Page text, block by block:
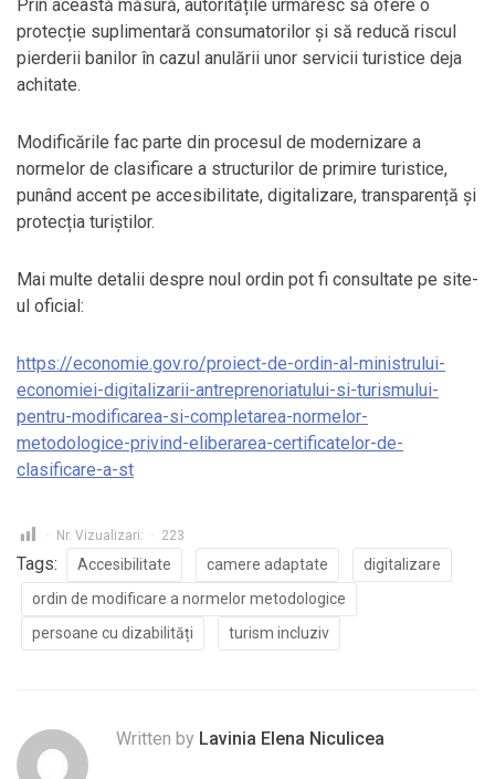
Prin această măsură, autoritățile urmăresc să ofere o
protecție suplimentară consumatorilor și să reducă riscul
pierderii banilor în cazul anulării unor servicii turistice deja
achitate.
Modificările fac parte din procesul de modernizare a
normelor de clasificare a structurilor de primire turistice,
punând accent pe accesibilitate, digitalizare, transparență și
protecția turiștilor.
Mai multe detalii despre noul ordin pot fi consultate pe site-
ul oficial:
https://economie.gov.ro/proiect-de-ordin-al-ministrului-
economiei-digitalizarii-antreprenoriatului-si-turismului-
pentru-modificarea-si-completarea-normelor-
metodologice-privind-eliberarea-certificatelor-de-
clasificare-a-st
Nr. Vizualizari: 223
Tags: Accesibilitate camere adaptate
digitalizare
ordin de modificare a normelor metodologice
persoane cu dizabilități
turism incluziv
Written by Lavinia Elena Niculicea